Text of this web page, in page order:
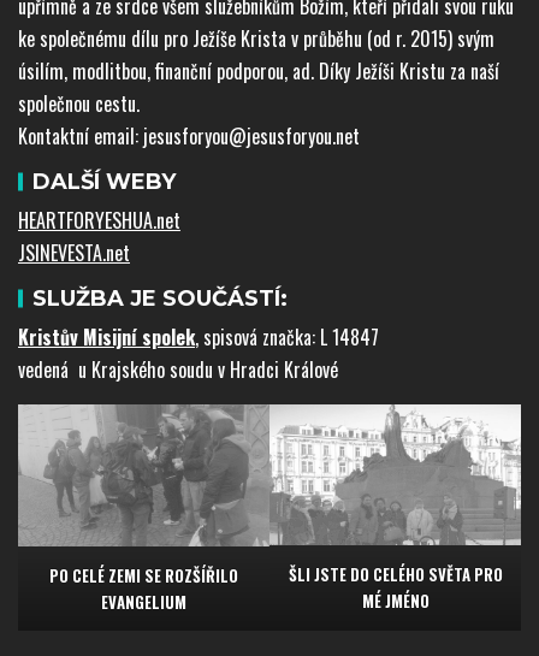
ke společnému dílu pro Ježíše Krista v průběhu (od r. 2015) svým
úsilím, modlitbou, finanční podporou, ad. Díky Ježíši Kristu za naší
společnou cestu.
Kontaktní email: jesusforyou@jesusforyou.net
DALŠÍ WEBY
HEARTFORYESHUA.net
JSINEVESTA.net
SLUŽBA JE SOUČÁSTÍ:
Kristův Misijní spolek, spisová značka: L 14847
vedená u Krajského soudu v Hradci Králové
PO CELÉ ZEMI SE ROZŠÍŘILO
EVANGELIUM
ŠLI JSTE DO CELÉHO SVĚTA PRO
MÉ JMÉNO